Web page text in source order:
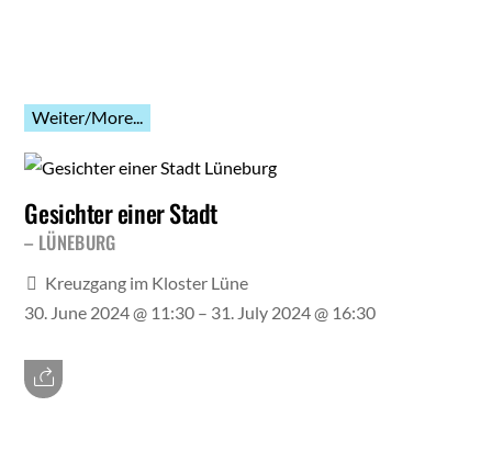
Weiter/More...
Gesichter einer Stadt
LÜNEBURG
Kreuzgang im Kloster Lüne
30. June 2024 @ 11:30 – 31. July 2024 @ 16:30